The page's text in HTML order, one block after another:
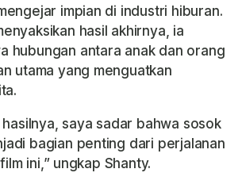
impian di industri hiburan.
hasil akhirnya, ia
hubungan antara anak dan orang
utama yang menguatkan
saya sadar bahwa sosok
bagian penting dari perjalanan
ini,” ungkap Shanty.